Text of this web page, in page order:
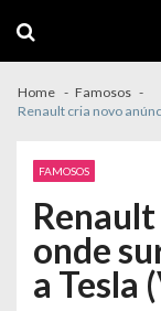
navigation
content
Home
Famosos
Renault cria novo
FAMOSOS
onde
a Tesla